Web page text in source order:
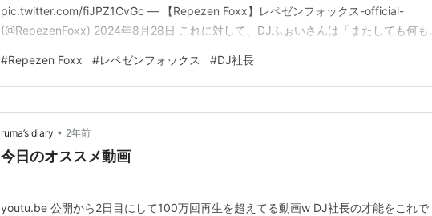
pic.twitter.com/fiJPZ1CvGc — 【Repezen Foxx】レペゼンフォックス-official-
(@RepezenFoxx) 2024年8月28日 これに対して、DJふぉいさんは「またしても何も
ペ…
#Repezen Foxx #レペゼンフォックス #DJ社長
ruma’s diary • 2年前
今日のオススメ動画
youtu.be 公開から2日目にして100万回再生を超えてる動画w DJ社長の才能をこれで